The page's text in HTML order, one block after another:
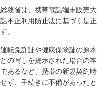
総務省は、携帯電話端末販売
話不正利用防止法に基づく是
す。
運転免許証や健康保険証の原
どの写しを提示された場合の
であるなど、携帯の新規契約
せず、手続きに不備があったと